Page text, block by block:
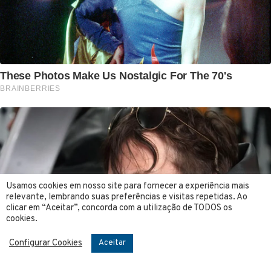
Usamos cookies em nosso site para fornecer a experiência mais
relevante, lembrando suas preferências e visitas repetidas. Ao
clicar em “Aceitar”, concorda com a utilização de TODOS os
cookies.
Configurar Cookies Aceitar